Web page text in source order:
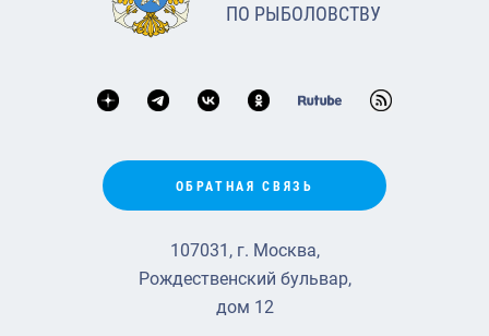
ПО РЫБОЛОВСТВУ
ОБРАТНАЯ СВЯЗЬ
107031, г. Москва,
Рождественский бульвар,
дом 12